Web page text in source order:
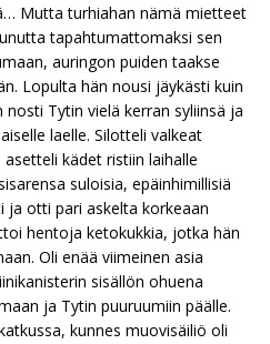
Mutta turhiahan nämä mietteet
tapahtumattomaksi sen
auringon puiden taakse
Lopulta hän nousi jäykästi kuin
Tytin vielä kerran syliinsä ja
laelle. Silotteli valkeat
kädet ristiin laihalle
suloisia, epäinhimillisiä
ja otti pari askelta korkeaan
hentoja ketokukkia, jotka hän
Oli enää viimeinen asia
sisällön ohuena
ja Tytin puuruumiin päälle.
kunnes muovisäiliö oli